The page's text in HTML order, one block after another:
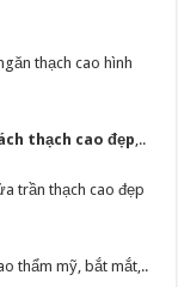
thạch cao hình
thạch cao đẹp,..
trần thạch cao đẹp
thẩm mỹ, bắt mắt,..